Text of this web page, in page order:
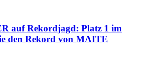
auf Rekordjagd: Platz 1 im
den Rekord von MAITE